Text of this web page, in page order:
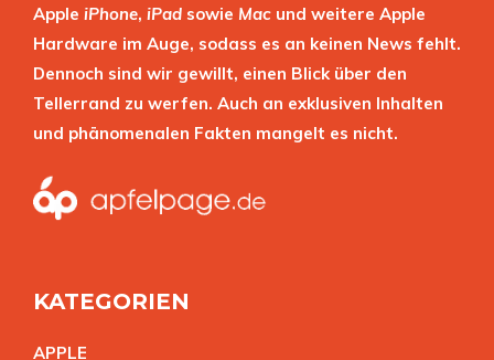
Apple iPhone, iPad sowie Mac und weitere Apple
Hardware im Auge, sodass es an keinen News fehlt.
Dennoch sind wir gewillt, einen Blick über den
Tellerrand zu werfen. Auch an exklusiven Inhalten
und phänomenalen Fakten mangelt es nicht.
KATEGORIEN
APPLE